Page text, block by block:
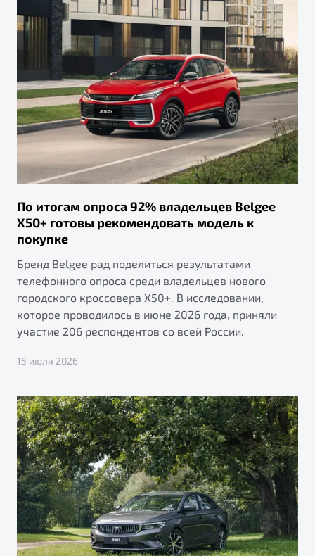
По итогам опроса 92% владельцев Belgee
X50+ готовы рекомендовать модель к
покупке
Бренд Belgee рад поделиться результатами
телефонного опроса среди владельцев нового
городского кроссовера X50+. В исследовании,
которое проводилось в июне 2026 года, приняли
участие 206 респондентов со всей России.
15 июля 2026